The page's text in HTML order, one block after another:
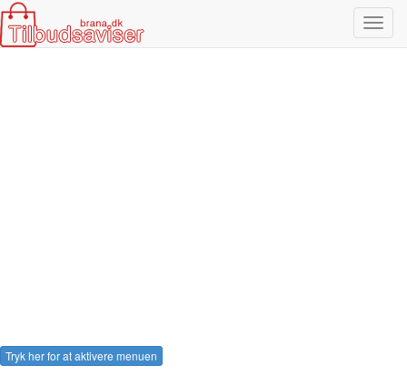
Tryk her for at aktivere menuen